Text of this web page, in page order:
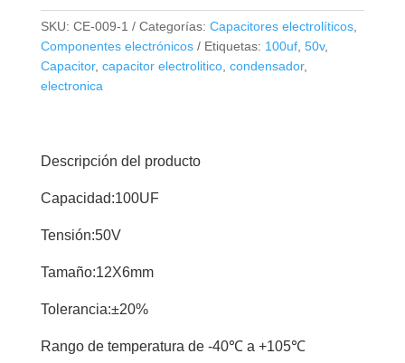
SKU: CE-009-1 Categorías: Capacitores electrolíticos,
Componentes electrónicos
Etiquetas: 100uf, 50v,
Capacitor, capacitor electrolitico, condensador,
electronica
Descripción del producto
Capacidad:100UF
Tensión:50V
Tamaño:12X6mm
Tolerancia:±20%
Rango de temperatura de -40℃ a +105℃